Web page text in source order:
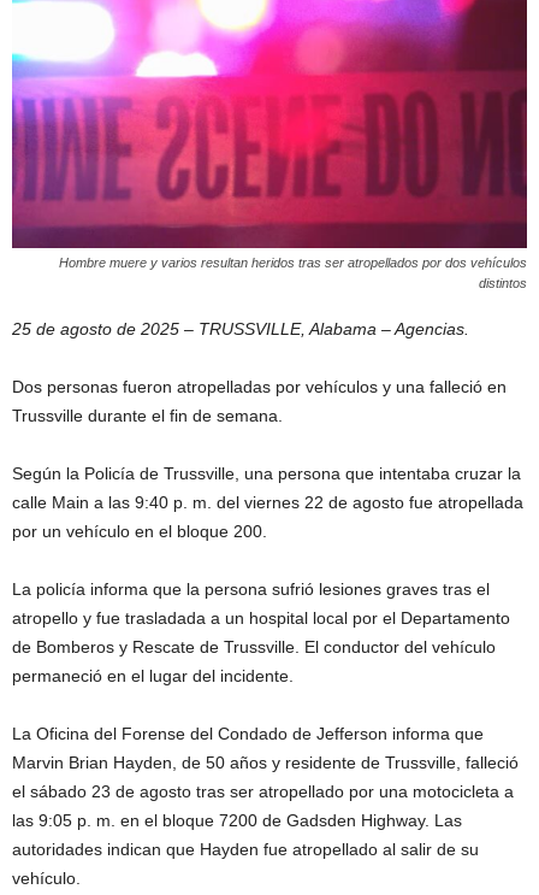
Hombre muere y varios resultan heridos tras ser atropellados por dos vehículos
distintos
25 de agosto de 2025 – TRUSSVILLE, Alabama – Agencias.
Dos personas fueron atropelladas por vehículos y una falleció en
Trussville durante el fin de semana.
Según la Policía de Trussville, una persona que intentaba cruzar la
calle Main a las 9:40 p. m. del viernes 22 de agosto fue atropellada
por un vehículo en el bloque 200.
La policía informa que la persona sufrió lesiones graves tras el
atropello y fue trasladada a un hospital local por el Departamento
de Bomberos y Rescate de Trussville. El conductor del vehículo
permaneció en el lugar del incidente.
La Oficina del Forense del Condado de Jefferson informa que
Marvin Brian Hayden, de 50 años y residente de Trussville, falleció
el sábado 23 de agosto tras ser atropellado por una motocicleta a
las 9:05 p. m. en el bloque 7200 de Gadsden Highway. Las
autoridades indican que Hayden fue atropellado al salir de su
vehículo.